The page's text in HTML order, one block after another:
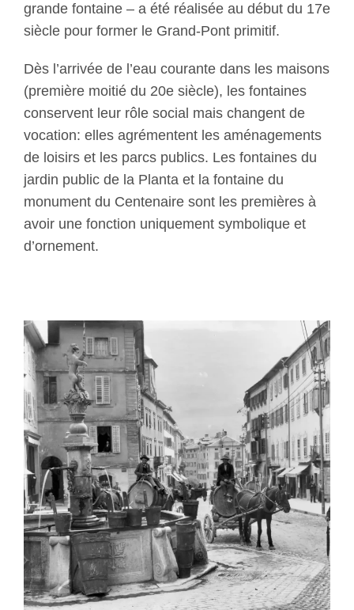
grande fontaine – a été réalisée au début du 17e
siècle pour former le Grand-Pont primitif.
Dès l’arrivée de l’eau courante dans les maisons
(première moitié du 20e siècle), les fontaines
conservent leur rôle social mais changent de
vocation: elles agrémentent les aménagements
de loisirs et les parcs publics. Les fontaines du
jardin public de la Planta et la fontaine du
monument du Centenaire sont les premières à
avoir une fonction uniquement symbolique et
d’ornement.